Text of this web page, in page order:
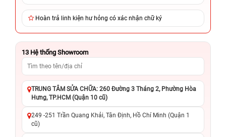
Hoàn trả linh kiện hư hỏng có xác nhận chữ ký
13 Hệ thống Showroom
TRUNG TÂM SỬA CHỮA: 260 Đường 3 Tháng 2, Phường Hòa
Hưng, TP.HCM (Quận 10 cũ)
249 -251 Trần Quang Khải, Tân Định, Hồ Chí Minh (Quận 1
cũ)